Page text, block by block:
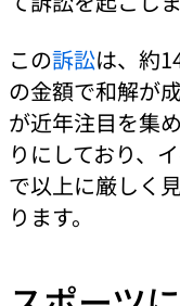
この訴訟は、約
の金額で和解が
が近年注目を集
りにしており、
で以上に厳しく
ります。